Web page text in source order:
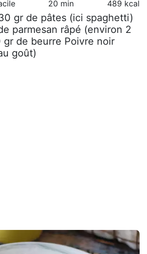
20 min 489 kcal
gr de pâtes (ici spaghetti)
parmesan râpé (environ 2
gr de beurre Poivre noir
goût)